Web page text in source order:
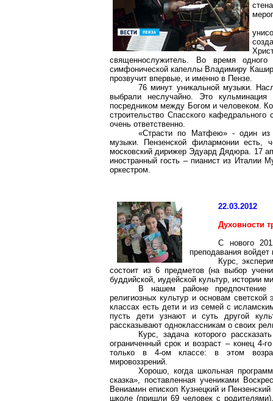
священнослужитель. Во время
симфонической капеллы Владимиру
прозвучит впервые, и именно в Пензе.
76 минут уникальной музыки.
выбрали неслучайно. Это
посредником между Богом и человеком.
строительство Спасского
очень ответственно.
«Страсти по Матфею» - один из
музыки. Пензенской филармонии есть,
московский дирижер Эдуард Дядюра. 17
иностранный гость – пианист из Италии
оркестром.
22.03.2012
Духовности
С нового
преподавания
Курс,
состоит из 6 предметов (на выбор
буддийской, иудейской культур, истории
В нашем районе предпочтение
религиозных культур и основам
классах есть дети и из семей с
пусть дети узнают и суть другой
рассказывают одноклассникам о своих
Курс, задача которого
ограниченный срок и возраст – конец 4-
только в 4-ом классе: в этом
мировоззрений.
Хорошо, когда школьная
сказка», поставленная учениками
Вениамин епископ Кузнецкий и
школе (пришли 69 человек с